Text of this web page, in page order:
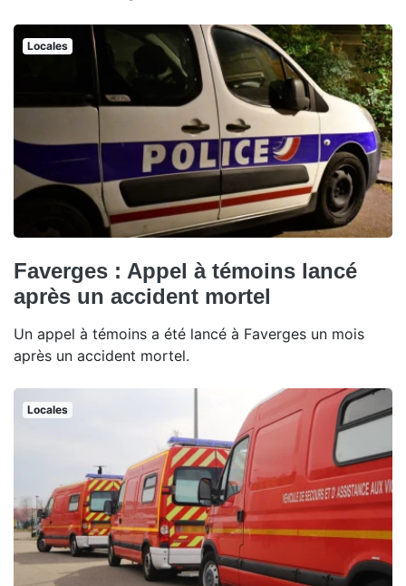
Locales
Faverges : Appel à témoins lancé
après un accident mortel
Un appel à témoins a été lancé à Faverges un mois
après un accident mortel.
Locales